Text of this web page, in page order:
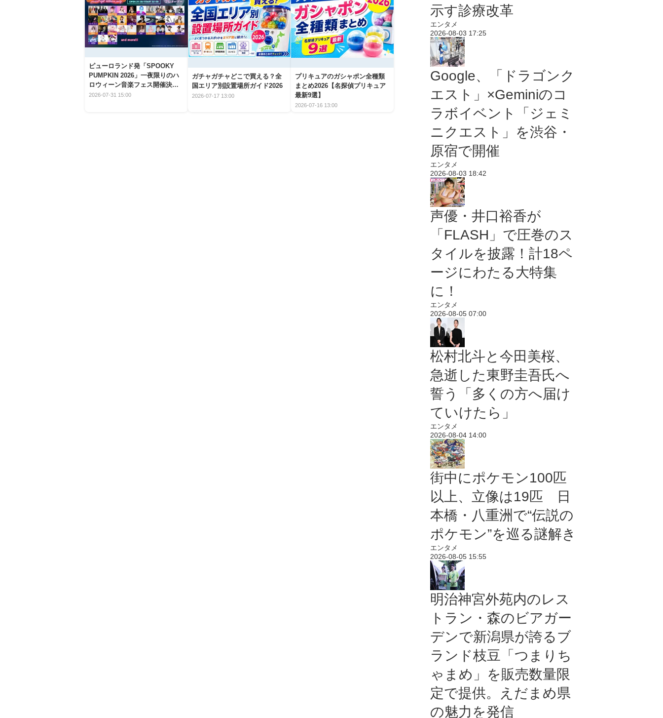
ピューロランド発「SPOOKY
PUMPKIN 2026」一夜限りのハ
ロウィーン音楽フェス開催決
定！
2026-07-31 15:00
ガチャガチャどこで買える？全
国エリア別設置場所ガイド2026
2026-07-17 13:00
プリキュアのガシャポン全種類
まとめ2026【名探偵プリキュア
最新9選】
2026-07-16 13:00
示す診療改革
エンタメ
2026-08-03 17:25
Google、「ドラゴンク
エスト」×Geminiのコ
ラボイベント「ジェミ
ニクエスト」を渋谷・
原宿で開催
エンタメ
2026-08-03 18:42
声優・井口裕香が
「FLASH」で圧巻のス
タイルを披露！計18ペ
ージにわたる大特集
に！
エンタメ
2026-08-05 07:00
松村北斗と今田美桜、
急逝した東野圭吾氏へ
誓う「多くの方へ届け
ていけたら」
エンタメ
2026-08-04 14:00
街中にポケモン100匹
以上、立像は19匹 日
本橋・八重洲で“伝説の
ポケモン”を巡る謎解き
エンタメ
2026-08-05 15:55
明治神宮外苑内のレス
トラン・森のビアガー
デンで新潟県が誇るブ
ランド枝豆「つまりち
ゃまめ」を販売数量限
定で提供。えだまめ県
の魅力を発信